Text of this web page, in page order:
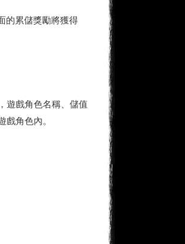
的累儲獎勵將獲得
遊戲角色名稱、儲值
角色內。